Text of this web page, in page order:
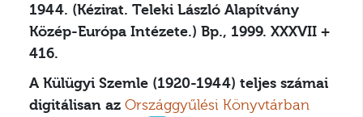
1944. (Kézirat. Teleki László Alapítvány
Közép-Európa Intézete.) Bp., 1999. XXXVII +
416.
A Külügyi Szemle (1920-1944) teljes számai
digitálisan az Országgyűlési Könyvtárban